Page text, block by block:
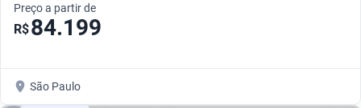
Preço a partir de
R$84.199
São Paulo